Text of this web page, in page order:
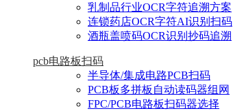
乳制品行业OCR字符追溯方案
连锁药店OCR字符AI识别扫码
酒瓶盖喷码OCR识别抄码追溯
pcb电路板扫码
半导体/集成电路PCB扫码
PCB板多拼板自动读码器组网
FPC/PCB电路板扫码器选择